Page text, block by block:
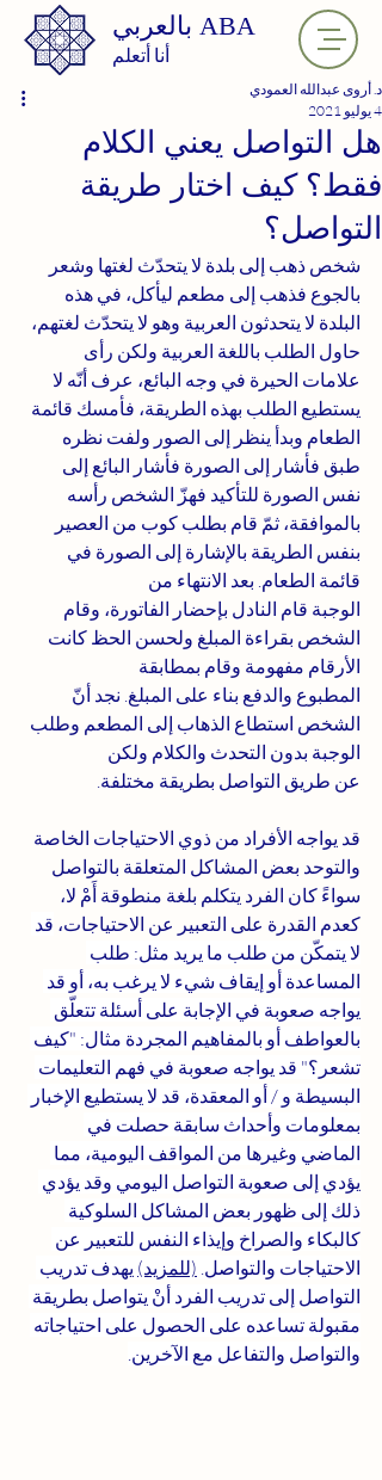
ABA
أنا أتعلم
هل التواصل يعني الكلام
فقط؟ كيف اختار طريقة
التواصل؟
د. أروى عبدالله العمودي
4 يوليو 2021
شخص ذهب إلى بلدة لا يتحدّث لغتها وشعر
بالجوع فذهب إلى مطعم ليأكل، في هذه
البلدة لا يتحدثون العربية وهو لا يتحدّث لغتهم،
حاول الطلب باللغة العربية ولكن رأى
علامات الحيرة في وجه البائع، عرف أنّه لا
يستطيع الطلب بهذه الطريقة، فأمسك قائمة
الطعام وبدأ ينظر إلى الصور ولفت نظره
طبق فأشار إلى الصورة فأشار البائع إلى
نفس الصورة للتأكيد فهزّ الشخص رأسه
بالموافقة، ثمّ قام بطلب كوب من العصير
بنفس الطريقة بالإشارة إلى الصورة في
قائمة الطعام. بعد الانتهاء من
الوجبة قام النادل بإحضار الفاتورة، وقام
الشخص بقراءة المبلغ ولحسن الحظ كانت
الأرقام مفهومة وقام بمطابقة
المطبوع والدفع بناء على المبلغ. نجد أنّ
الشخص استطاع الذهاب إلى المطعم وطلب
الوجبة بدون التحدث والكلام ولكن
عن طريق التواصل بطريقة مختلفة.
قد يواجه الأفراد من ذوي الاحتياجات الخاصة
والتوحد بعض المشاكل المتعلقة بالتواصل
سواءً كان الفرد يتكلم بلغة منطوقة أَمْ لا،
كعدم القدرة على التعبير عن الاحتياجات، قد
لا يتمكّن من طلب ما يريد مثل: طلب
المساعدة أو إيقاف شيء لا يرغب به، أو قد
يواجه صعوبة في الإجابة على أسئلة تتعلّق
بالعواطف أو بالمفاهيم المجردة مثال: "كيف
تشعر؟" قد يواجه صعوبة في فهم التعليمات
البسيطة و / أو المعقدة، قد لا يستطيع الإخبار
بمعلومات وأحداث سابقة حصلت في
الماضي وغيرها من المواقف اليومية، مما
يؤدي إلى صعوبة التواصل اليومي وقد يؤدي
ذلك إلى ظهور بعض المشاكل السلوكية
كالبكاء والصراخ وإيذاء النفس للتعبير عن
الاحتياجات والتواصل. (للمزيد) يهدف تدريب
التواصل إلى تدريب الفرد أنْ يتواصل بطريقة
مقبولة تساعده على الحصول على احتياجاته
والتواصل والتفاعل مع الآخرين.